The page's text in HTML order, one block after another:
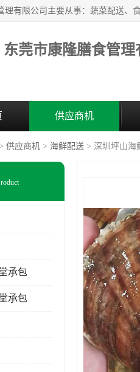
东莞市康隆膳食管理
供应商机
供应商机 > 海鲜配送 > 深圳坪山海
承包
承包